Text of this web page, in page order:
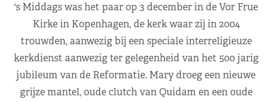
's Middags was het paar op 3 december in de Vor Frue
Kirke in Kopenhagen, de kerk waar zij in 2004
trouwden, aanwezig bij een speciale interreligieuze
kerkdienst aanwezig ter gelegenheid van het 500 jarig
jubileum van de Reformatie. Mary droeg een nieuwe
grijze mantel, oude clutch van Quidam en een oude